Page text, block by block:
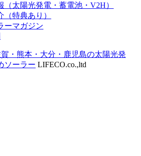
（太陽光発電・蓄電池・V2H）
（特典あり）
ーマガジン
・熊本・大分・鹿児島の太陽光発
ソーラー LIFECO.co.,ltd